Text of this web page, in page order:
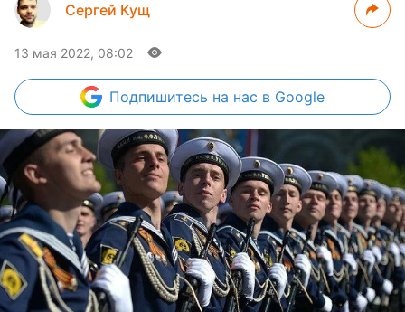
Сергей Кущ
13 мая 2022, 08:02
Подпишитесь на нас в Google